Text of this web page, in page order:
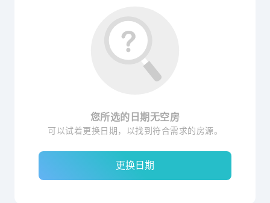
您所选的日期无空房
可以试着更换日期，以找到符合需求的房源。
更换日期